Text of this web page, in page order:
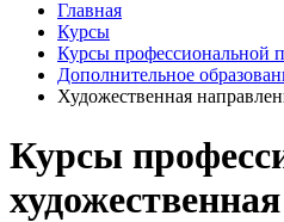
Главная
Курсы
Курсы профессиональной
Дополнительное
Художественная
Курсы